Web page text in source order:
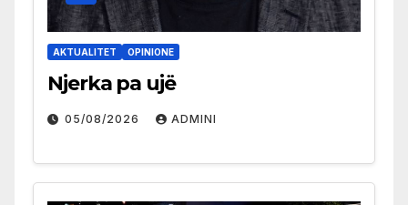
AKTUALITET OPINIONE
Njerka pa ujë
05/08/2026 ADMINI